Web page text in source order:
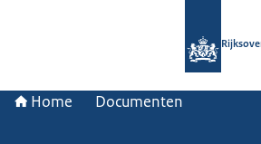
Home Documenten